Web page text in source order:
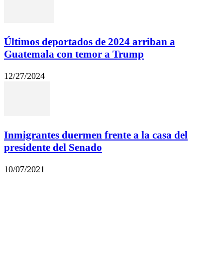
Últimos deportados de 2024 arriban a
Guatemala con temor a Trump
12/27/2024
Inmigrantes duermen frente a la casa del
presidente del Senado
10/07/2021